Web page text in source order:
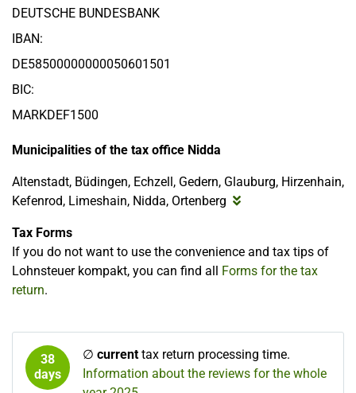
DEUTSCHE BUNDESBANK
IBAN:
DE58500000000050601501
BIC:
MARKDEF1500
Municipalities of the tax office Nidda
Altenstadt, Büdingen, Echzell, Gedern, Glauburg, Hirzenhain,
Kefenrod, Limeshain, Nidda, Ortenberg
Tax Forms
If you do not want to use the convenience and tax tips of
Lohnsteuer kompakt, you can find all
Forms for the tax
return.
38
days
∅ currenttax return processing time.
Information about the reviews for the whole